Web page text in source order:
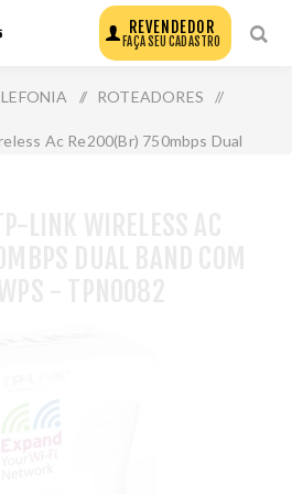
REVENDEDOR
FAÇA SEU CADASTRO
/ ROTEADORES /
Ac Re200(Br) 750mbps Dual